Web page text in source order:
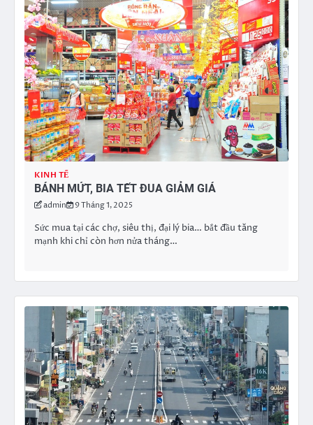
KINH TẾ
BÁNH MỨT, BIA TẾT ĐUA GIẢM GIÁ
admin 9 Tháng 1, 2025
Sức mua tại các chợ, siêu thị, đại lý bia… bắt đầu tăng
mạnh khi chỉ còn hơn nửa tháng…